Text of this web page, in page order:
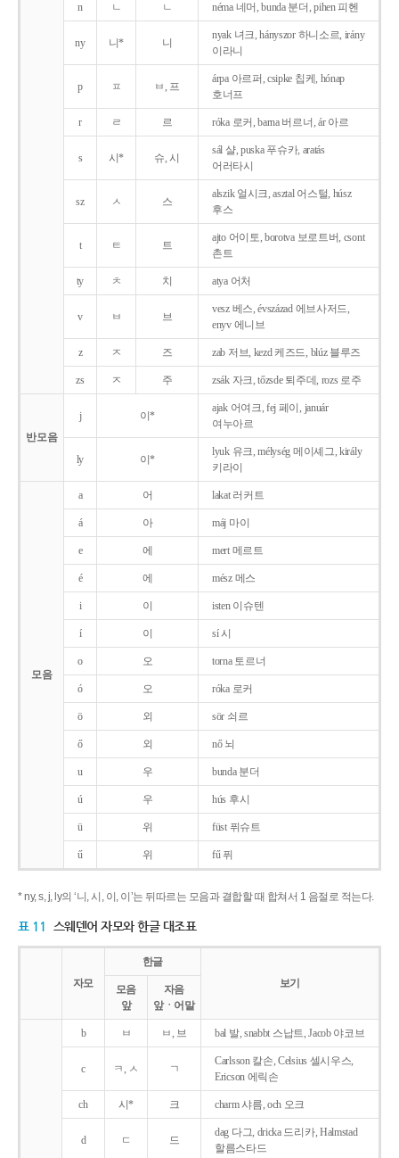
n ㄴ ㄴ néma 네머, bunda 분더, pihen 피헨
ny 니* 니
nyak 녀크, hányszor 하니소르, irány
이라니
p ㅍ ㅂ, 프
árpa 아르퍼, csipke 칩케, hónap
호너프
r ㄹ 르 róka 로커, barna 버르너, ár 아르
s 시* 슈, 시
sál 샬, puska 푸슈카, aratás
어러타시
sz ㅅ 스
alszik 얼시크, asztal 어스털, húsz
후스
t ㅌ 트
ajto 어이토, borotva 보로트버, csont
촌트
ty ㅊ 치 atya 어처
v ㅂ 브
vesz 베스, évszázad 에브사저드,
enyv 에니브
z ㅈ 즈 zab 저브, kezd 케즈드, blúz 블루즈
zs ㅈ 주 zsák 자크, tőzsde 퇴주데, rozs 로주
반모음
j 이*
ajak 어여크, fej 페이, január
여누아르
ly 이*
lyuk 유크, mélység 메이셰그, király
키라이
모음
a 어 lakat 러커트
á 아 máj 마이
e 에 mert 메르트
é 에 mész 메스
i 이 isten 이슈텐
í 이 sí 시
o 오 torna 토르너
ó 오 róka 로커
ö 외 sör 쇠르
ő 외 nő 뇌
u 우 bunda 분더
ú 우 hús 후시
ü 위 füst 퓌슈트
ű 위 fű 퓌
* ny, s, j, ly의 ‘니, 시, 이, 이’는 뒤따르는 모음과 결합할 때 합쳐서 1 음절로 적는다.
표 11 스웨덴어 자모와 한글 대조표
자모
한글
보기
모음
앞
자음
앞ㆍ어말
b ㅂ ㅂ, 브 bal 발, snabbt 스납트, Jacob 야코브
c ㅋ, ㅅ ㄱ
Carlsson 칼손, Celsius 셀시우스,
Ericson 에릭손
ch 시* 크 charm 샤름, och 오크
d ㄷ 드
dag 다그, dricka 드리카, Halmstad
할름스타드